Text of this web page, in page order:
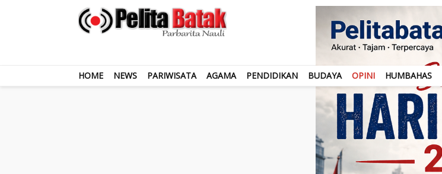
HOME NEWS PARIWISATA AGAMA PENDIDIKAN BUDAYA OPINI HUMBAHAS